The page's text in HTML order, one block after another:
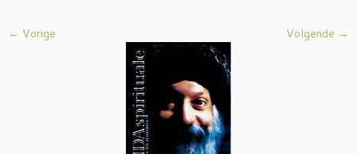
← Vorige Volgende →